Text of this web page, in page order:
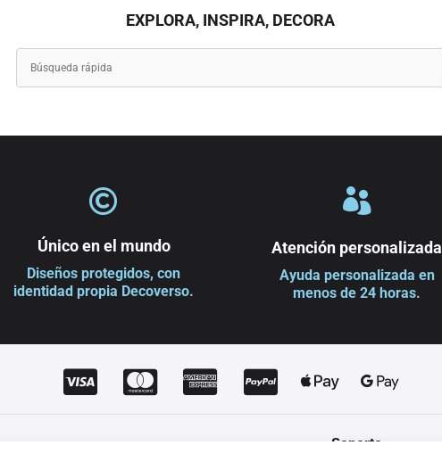
EXPLORA, INSPIRA, DECORA

Único en el mundo
Diseños protegidos, con
identidad propia Decoverso.

Atención personalizada
Ayuda personalizada en
menos de 24 horas.
     
Soporte